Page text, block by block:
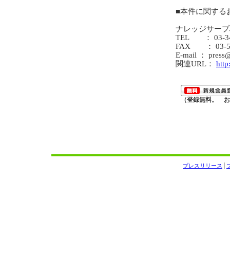
■本件に関する
ナレッジサー
TEL ： 03-
FAX ： 03-
E-mail ：
関連URL：
（登録無料。
プレスリリース